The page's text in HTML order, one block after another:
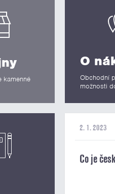
kamenné
O
Obchodní
možnosti
2. 1. 2023
Co je